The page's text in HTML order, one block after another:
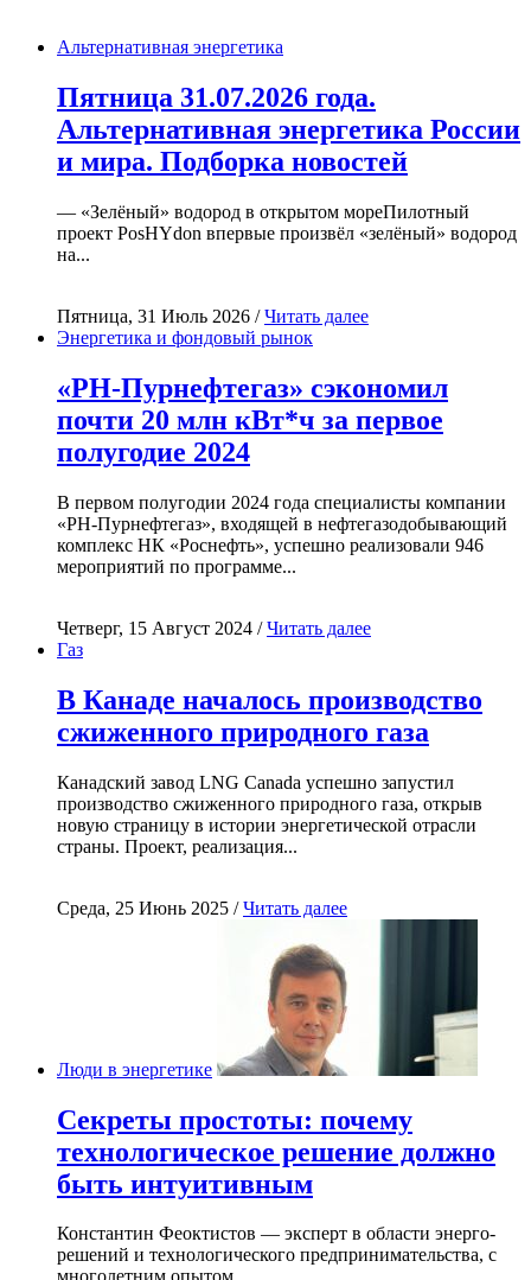
Альтернативная энергетика
Пятница 31.07.2026 года.
Альтернативная энергетика России
и мира. Подборка новостей
— «Зелёный» водород в открытом мореПилотный
проект PosHYdon впервые произвёл «зелёный» водород
на...
Пятница, 31 Июль 2026 /Читать далее
Энергетика и фондовый рынок
«РН-Пурнефтегаз» сэкономил
почти 20 млн кВт*ч за первое
полугодие 2024
В первом полугодии 2024 года специалисты компании
«РН-Пурнефтегаз», входящей в нефтегазодобывающий
комплекс НК «Роснефть», успешно реализовали 946
мероприятий по программе...
Четверг, 15 Август 2024 /Читать далее
Газ
В Канаде началось производство
сжиженного природного газа
Канадский завод LNG Canada успешно запустил
производство сжиженного природного газа, открыв
новую страницу в истории энергетической отрасли
страны. Проект, реализация...
Среда, 25 Июнь 2025 /Читать далее
Люди в энергетике
Секреты простоты: почему
технологическое решение должно
быть интуитивным
Константин Феоктистов — эксперт в области энерго-
решений и технологического предпринимательства, с